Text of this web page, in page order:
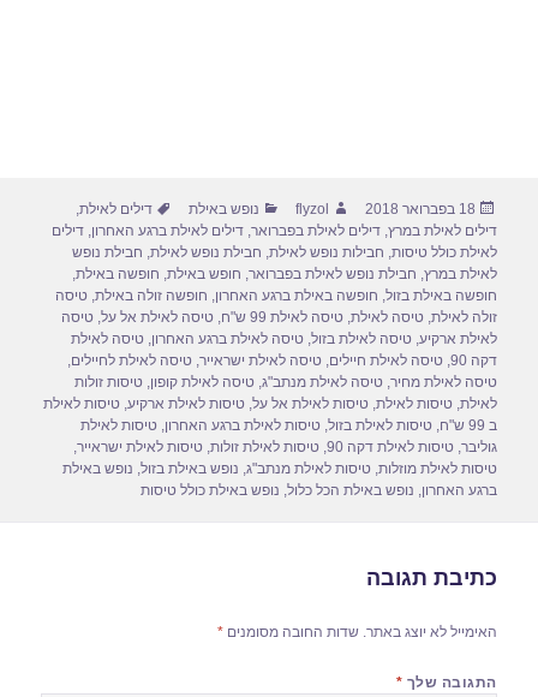
פורסם
בתאריך
18 בפברואר 2018 מחבר
flyzol קטגוריות
נופש באילת תגיות
דילים לאילת,
דילים לאילת במרץ,דילים לאילת בפברואר,דילים לאילת ברגע האחרון,דילים
לאילת כולל טיסות, חבילות נופש לאילת, חבילת נופש לאילת, חבילת נופש
לאילת במרץ, חבילת נופש לאילת בפברואר, חופש באילת, חופשה באילת,
חופשה באילת בזול, חופשה באילת ברגע האחרון, חופשה זולה באילת,טיסה
זולה לאילת,טיסה לאילת,טיסה לאילת 99 ש"ח ,טיסה לאילת אל על,טיסה
לאילת ארקיע,טיסה לאילת בזול,טיסה לאילת ברגע האחרון,טיסה לאילת
דקה 90
,טיסה לאילת חיילים,טיסה לאילת ישראייר,טיסה לאילת לחיילים,
טיסה לאילת מחיר,טיסה לאילת מנתב"ג,טיסה לאילת קופון,טיסות זולות
לאילת,טיסות לאילת,טיסות לאילת אל על,טיסות לאילת ארקיע,טיסות לאילת
ב 99 ש"ח
,טיסות לאילת בזול,טיסות לאילת ברגע האחרון,טיסות לאילת
גוליבר,טיסות לאילת דקה 90 ,טיסות לאילת זולות,טיסות לאילת ישראייר,
טיסות לאילת מוזלות,טיסות לאילת מנתב"ג, נופש באילת בזול, נופש באילת
ברגע האחרון, נופש באילת הכל כלול, נופש באילת כולל טיסות
כתיבת תגובה
האימייל לא יוצג באתר. שדות החובה מסומנים*
התגובה שלך *